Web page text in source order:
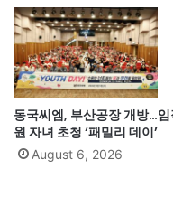
동국씨엠, 부산공장 개방…임
원 자녀 초청 ‘패밀리 데이’
August 6, 2026